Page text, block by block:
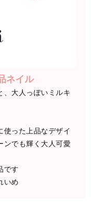
ネイル
、大人っぽいミルキ
使った上品なデザイ
ンでも輝く大人可愛
です
いめ